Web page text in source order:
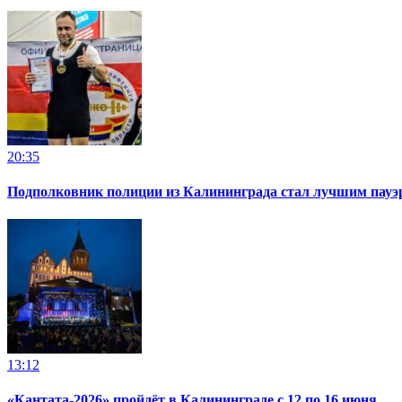
20:35
Подполковник полиции из Калининграда стал лучшим
13:12